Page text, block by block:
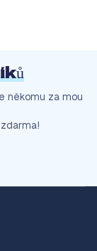
někomu za mou